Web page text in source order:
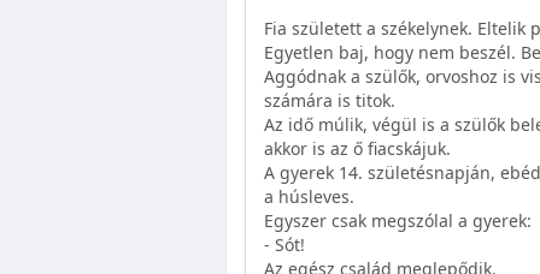
Fia született a székelynek. Eltelik
Egyetlen baj, hogy nem beszél.
Aggódnak a szülők, orvoshoz is
számára is titok.
Az idő múlik, végül is a szülők
akkor is az ő fiacskájuk.
A gyerek 14. születésnapján,
a húsleves.
Egyszer csak megszólal a gyerek:
- Sót!
Az egész család meglepődik.